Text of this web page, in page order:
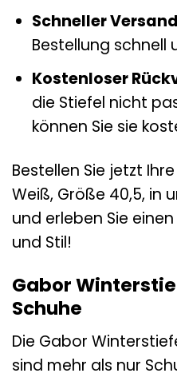
Schneller
Bestellung schnell
Kostenloser
die Stiefel nicht
können Sie sie
Bestellen Sie jetzt
Weiß, Größe 40,5, in
und erleben Sie
und Stil!
Gabor
Schuhe
Die Gabor
sind mehr als nur